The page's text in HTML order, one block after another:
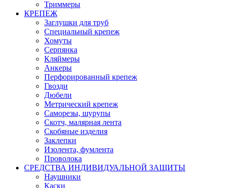
Триммеры
КРЕПЕЖ
Заглушки для труб
Специальный крепеж
Хомуты
Серпянка
Кляймеры
Анкеры
Перфорированный крепеж
Гвозди
Дюбели
Метрический крепеж
Саморезы, шурупы
Скотч, малярная лента
Скобяные изделия
Заклепки
Изолента, фумлента
Проволока
СРЕДСТВА ИНДИВИДУАЛЬНОЙ ЗАЩИТЫ
Наушники
Каски